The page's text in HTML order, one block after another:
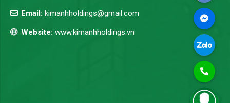
Email: kimanhholdings@gmail.com
Website: www.kimanhholdings.vn